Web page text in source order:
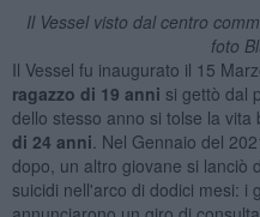
Il Vessel visto dal centro
foto
Il Vessel fu inaugurato il 15
ragazzo di 19 anni si gettò dal
dello stesso anno si tolse la
di 24 anni . Nel Gennaio del
dopo, un altro giovane si lanciò
suicidi nell'arco di dodici mesi: i